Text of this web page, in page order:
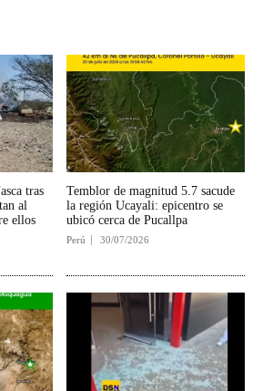
tras
al
ellos
Temblor de magnitud 5.7 sacude
la región Ucayali: epicentro se
ubicó cerca de Pucallpa
Perú 30/07/2026